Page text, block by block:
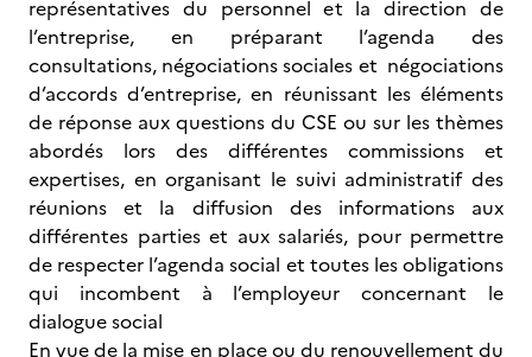
représentatives du personnel et la direction de
l’entreprise, en préparant l’agenda des
consultations, négociations sociales et négociations
d’accords d’entreprise, en réunissant les éléments
de réponse aux questions du CSE ou sur les thèmes
abordés lors des différentes commissions et
expertises, en organisant le suivi administratif des
réunions et la diffusion des informations aux
différentes parties et aux salariés, pour permettre
de respecter l’agenda social et toutes les obligations
qui incombent à l’employeur concernant le
dialogue social
En vue de la mise en place ou du renouvellement du